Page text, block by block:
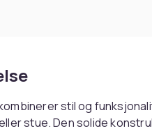
stil og
stue. Den solide